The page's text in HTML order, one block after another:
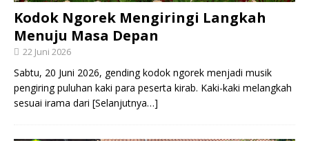
Kodok Ngorek Mengiringi Langkah
Menuju Masa Depan
22 Juni 2026
Sabtu, 20 Juni 2026, gending kodok ngorek menjadi musik
pengiring puluhan kaki para peserta kirab. Kaki-kaki melangkah
sesuai irama dari [Selanjutnya…]